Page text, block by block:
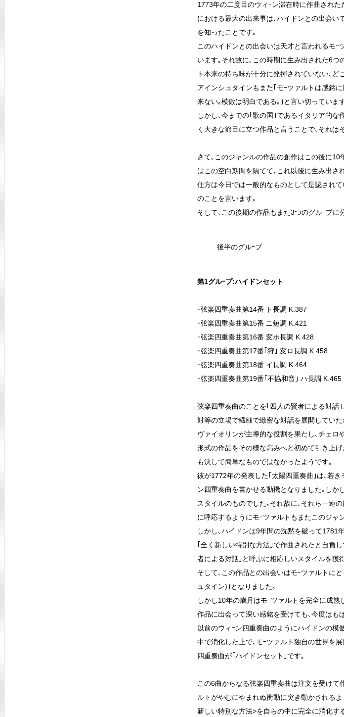
1773年の二度目のウィｰン滞在時に作曲され
における最大の出来事は､ハイドンとの出会い
を知ったことです｡
このハイドンとの出会いは天才と言われるモ
います｡それ故に､この時期に生み出された6
ト本来の持ち味が十分に発揮されていない､
アインシュタインもまた｢モｰツァルトは感銘
来ない｡模倣は明白である｡｣と言い切っていま
しかし､今までの｢歌の国｣であるイタリア的
く大きな節目に立つ作品と言うことで､それは
さて､このジャンルの作品の創作はこの後に
はこの空白期間を隔てて､これ以後に生み出さ
仕方は今日では一般的なものとして是認され
のことを言います｡
そして､この後期の作品もまた3つのグルｰプに
後半のグルｰプ
第1グルｰプ:ハイドンセット
･弦楽四重奏曲第14番 ト長調 K.387
･弦楽四重奏曲第15番 ニ短調 K.421
･弦楽四重奏曲第16番 変ホ長調 K.428
･弦楽四重奏曲第17番｢狩｣ 変ロ長調 K.458
･弦楽四重奏曲第18番 イ長調 K.464
･弦楽四重奏曲第19番｢不協和音｣ ハ長調 K.465
弦楽四重奏曲のことを｢四人の賢者による対話
対等の立場で繊細で緻密な対話を展開してい
ヴァイオリンが主導的な役割を果たし､チェ
形式の作品をその様な高みへと初めて引き上
も決して簡単なものではなかったようです｡
彼が1772年の発表した｢太陽四重奏曲｣は､若
ン四重奏曲を書かせる動機となりました｡しか
スタイルのものでした｡それ故に､それら一連
に呼応するようにモｰツァルトもまたこのジャ
しかし､ハイドンは9年間の沈黙を破って1781
｢全く新しい特別な方法｣で作曲されたと自負
者による対話｣と呼ぶに相応しいスタイルを獲
そして､この作品との出会いはモｰツァルトに
ュタイン)｣となりました｡
しかし10年の歳月はモｰツァルトを完全に成
作品に出会って深い感銘を受けても､今度はも
以前のウィｰン四重奏曲のようにハイドンの
中で消化した上で､モｰツァルト独自の世界を
四重奏曲が｢ハイドンセット｣です｡
この6曲からなる弦楽四重奏曲は注文を受け
ルトがやむにやまれぬ衝動に突き動かされる
新しい特別な方法>を自らの中に完全に消化す